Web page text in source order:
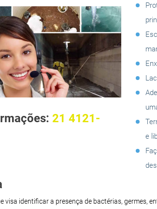
21 4121-
e
visa identificar a presença de bactérias, germes,